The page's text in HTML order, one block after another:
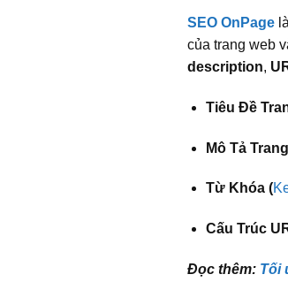
SEO OnPage
của trang web
description,
Tiêu Đề
Mô Tả
Từ Khóa (
Cấu Trúc
Đọc thêm: Tối